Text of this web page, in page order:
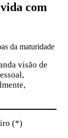
com
visão de
(*)